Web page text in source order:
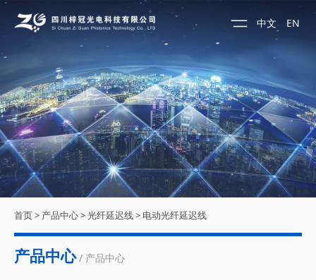
中文 EN
首页> 产品中心>光纤延迟线> 电动光纤延迟线
产品中心 / 产品中心